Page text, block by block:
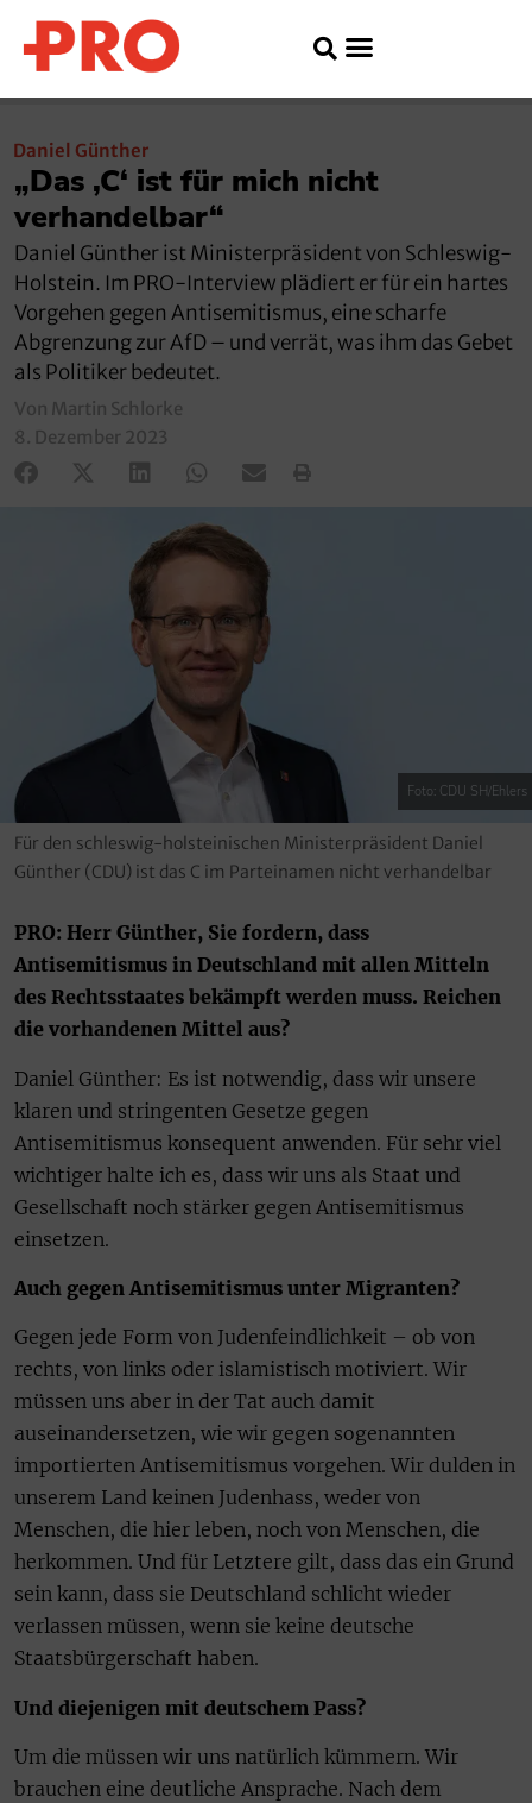
Daniel Günther
„Das ‚C‘ ist für mich nicht
verhandelbar“
Daniel Günther ist Ministerpräsident von Schleswig-
Holstein. Im PRO-Interview plädiert er für ein hartes
Vorgehen gegen Antisemitismus, eine scharfe
Abgrenzung zur AfD – und verrät, was ihm das Gebet
als Politiker bedeutet.
Von Martin Schlorke
8. Dezember 2023
Foto: CDU SH/Ehlers
Für den schleswig-holsteinischen Ministerpräsident Daniel
Günther (CDU) ist das C im Parteinamen nicht verhandelbar
PRO: Herr Günther, Sie fordern, dass
Antisemitismus in Deutschland mit allen Mitteln
des Rechtsstaates bekämpft werden muss. Reichen
die vorhandenen Mittel aus?
Daniel Günther: Es ist notwendig, dass wir unsere
klaren und stringenten Gesetze gegen
Antisemitismus konsequent anwenden. Für sehr viel
wichtiger halte ich es, dass wir uns als Staat und
Gesellschaft noch stärker gegen Antisemitismus
einsetzen.
Auch gegen Antisemitismus unter Migranten?
Gegen jede Form von Judenfeindlichkeit – ob von
rechts, von links oder islamistisch motiviert. Wir
müssen uns aber in der Tat auch damit
auseinandersetzen, wie wir gegen sogenannten
importierten Antisemitismus vorgehen. Wir dulden in
unserem Land keinen Judenhass, weder von
Menschen, die hier leben, noch von Menschen, die
herkommen. Und für Letztere gilt, dass das ein Grund
sein kann, dass sie Deutschland schlicht wieder
verlassen müssen, wenn sie keine deutsche
Staatsbürgerschaft haben.
Und diejenigen mit deutschem Pass?
Um die müssen wir uns natürlich kümmern. Wir
brauchen eine deutliche Ansprache. Nach dem